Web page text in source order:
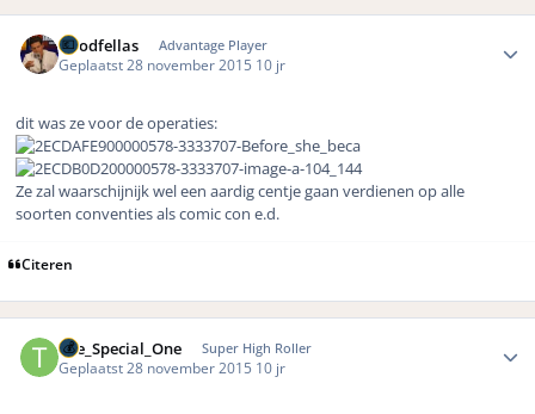
Goodfellas Advantage Player
Geplaatst 28 november 2015 10 jr
dit was ze voor de operaties:
Ze zal waarschijnijk wel een aardig centje gaan verdienen op alle
soorten conventies als comic con e.d.
Citeren
The_Special_One Super High Roller
Geplaatst 28 november 2015 10 jr